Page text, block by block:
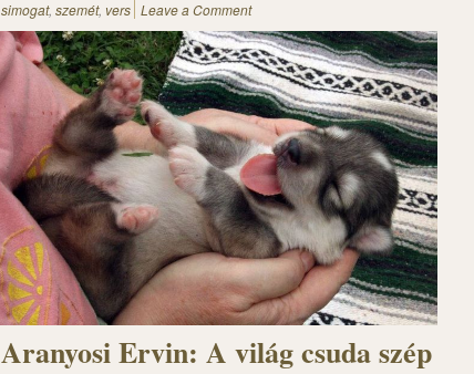
simogat, szemét, vers Leave a Comment
Aranyosi Ervin: A világ csuda szép